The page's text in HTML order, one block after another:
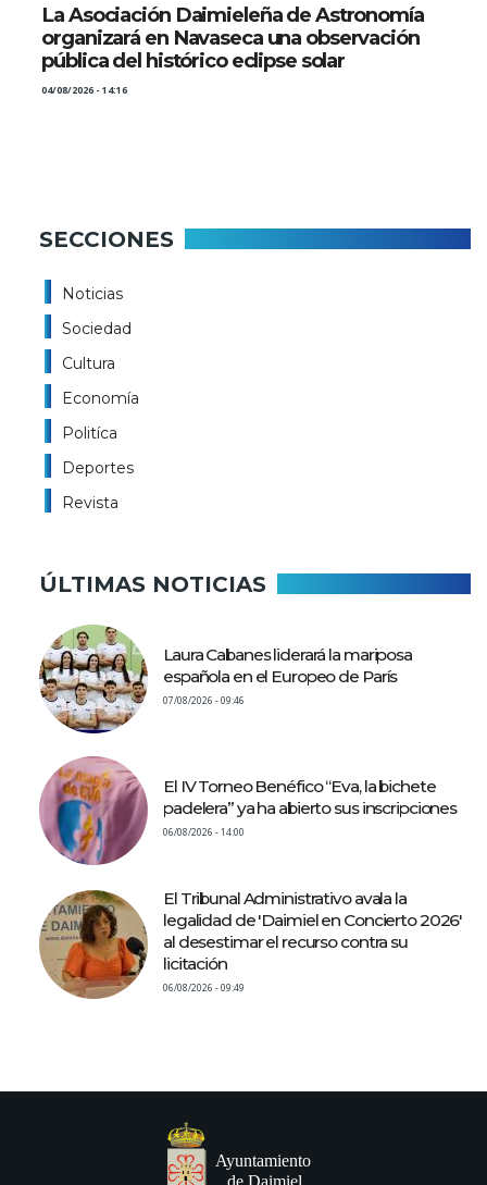
La Asociación Daimieleña de Astronomía
organizará en Navaseca una observación
pública del histórico eclipse solar
04/08/2026 - 14:16
SECCIONES
Noticias
Sociedad
Cultura
Economía
Politíca
Deportes
Revista
ÚLTIMAS NOTICIAS
Laura Cabanes liderará la mariposa
española en el Europeo de París
07/08/2026 - 09:46
El IV Torneo Benéfico “Eva, la bichete
padelera” ya ha abierto sus inscripciones
06/08/2026 - 14:00
El Tribunal Administrativo avala la
legalidad de 'Daimiel en Concierto 2026'
al desestimar el recurso contra su
licitación
06/08/2026 - 09:49